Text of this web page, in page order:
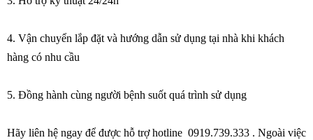
4. Vận chuyển lắp đặt và hướng dẫn sử dụng tại nhà khi khách
hàng có nhu cầu
5. Đồng hành cùng người bệnh suốt quá trình sử dụng
Hãy liên hệ ngay để được hỗ trợ hotline 0919.739.333 . Ngoài việc